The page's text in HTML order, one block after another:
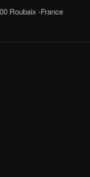
Roubaix -France